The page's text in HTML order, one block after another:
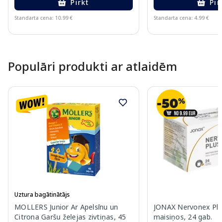
Pirkt
Standarta cena: 10.99 € Standarta cena: 4.99 €
Populāri produkti ar atlaidēm
Uztura bagātinātājs
MOLLERS Junior Ar Apelsīnu un
Citrona Garšu želejas zivtiņas, 45
JONAX Nervonex
maisiņos, 24 gab.